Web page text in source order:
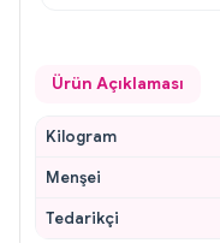
Ürün Açıklaması
Kilogram
Menşei
Tedarikçi